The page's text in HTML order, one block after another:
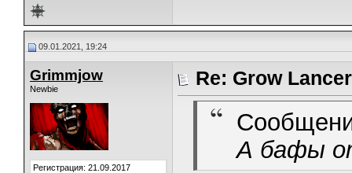
09.01.2021, 19:24
Grimmjow
Newbie
Регистрация: 21.09.2017
Re: Grow Lancer
А бафы